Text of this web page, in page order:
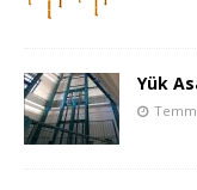
Yük